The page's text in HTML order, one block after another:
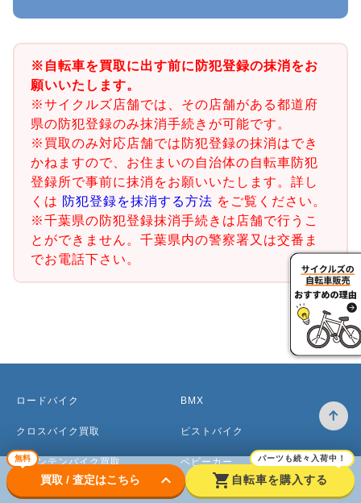
※自転車を買取に出す前に防犯登録の抹消をお
願いいたします。
※サイクルズ店舗では、その店舗がある都道府
県の防犯登録のみ抹消手続きが可能です。
※買取のみ対応店舗では防犯登録の抹消はでき
かねますので、お住まいの自治体の自転車防犯
登録所で事前に抹消をお願いいたします。詳し
くは 防犯登録を抹消する方法 をご覧ください。
※千葉県の防犯登録抹消手続きは店舗で行うこ
とができません。千葉県内の警察署又は交番ま
でお電話下さい。
無料
買取 / 査定はこちら keyboard_arrow_down shopping_cart
パーツも続々入荷中！
自転車を購入する
ロードバイク
クロスバイク買取
マウンテンバイク買取
BMX
ピストバイク
ベビーカー